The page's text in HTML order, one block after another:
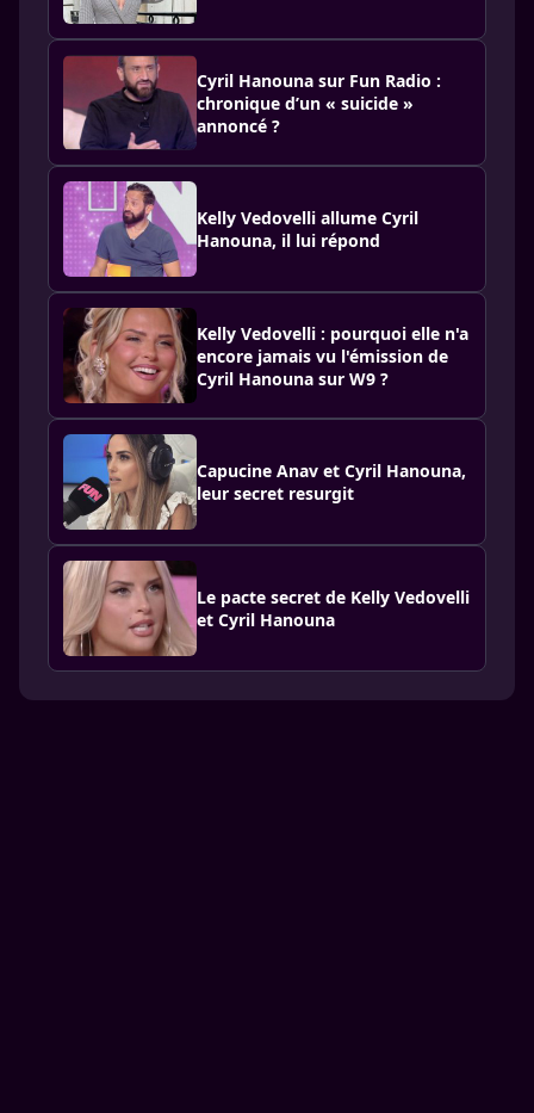
Cyril Hanouna sur Fun Radio :
chronique d’un « suicide »
annoncé ?
Kelly Vedovelli allume Cyril
Hanouna, il lui répond
Kelly Vedovelli : pourquoi elle n'a
encore jamais vu l'émission de
Cyril Hanouna sur W9 ?
Capucine Anav et Cyril Hanouna,
leur secret resurgit
Le pacte secret de Kelly Vedovelli
et Cyril Hanouna